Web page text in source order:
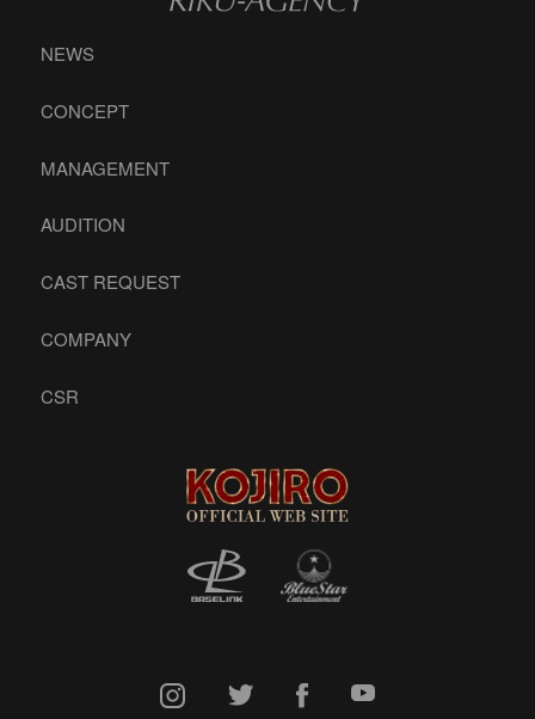
NEWS
CONCEPT
MANAGEMENT
AUDITION
CAST REQUEST
COMPANY
CSR